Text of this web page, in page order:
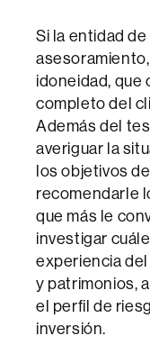
Si la entidad
idoneidad, que
completo del
Además del
averiguar la
los objetivos
recomendarle
que más le
investigar
experiencia
y patrimonios,
el perfil de
inversión.